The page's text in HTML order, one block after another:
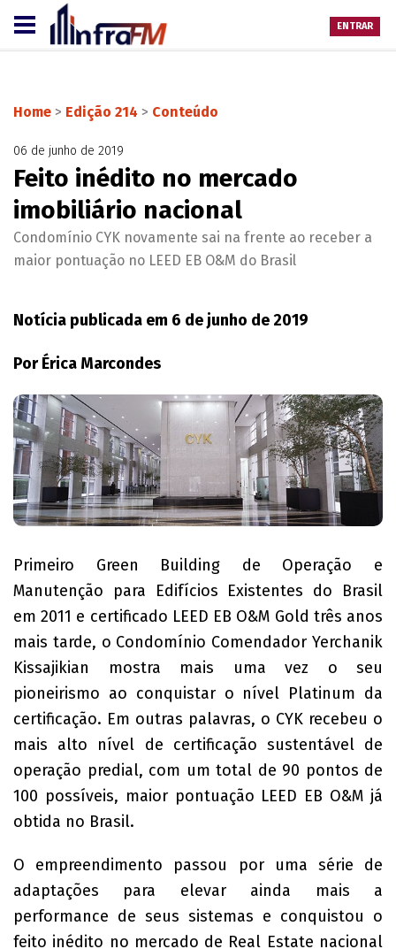
ENTRAR
Home > Edição 214 > Conteúdo
06 de junho de 2019
Feito inédito no mercado
imobiliário nacional
Condomínio CYK novamente sai na frente ao receber a
maior pontuação no LEED EB O&M do Brasil
Notícia publicada em 6 de junho de 2019
Por Érica Marcondes
Primeiro Green Building de Operação e
Manutenção para Edifícios Existentes do Brasil
em 2011 e certificado LEED EB O&M Gold três anos
mais tarde, o Condomínio Comendador Yerchanik
Kissajikian mostra mais uma vez o seu
pioneirismo ao conquistar o nível Platinum da
certificação. Em outras palavras, o CYK recebeu o
mais alto nível de certificação sustentável de
operação predial, com um total de 90 pontos de
100 possíveis, maior pontuação LEED EB O&M já
obtida no Brasil.
O empreendimento passou por uma série de
adaptações para elevar ainda mais a
performance de seus sistemas e conquistou o
feito inédito no mercado de Real Estate nacional